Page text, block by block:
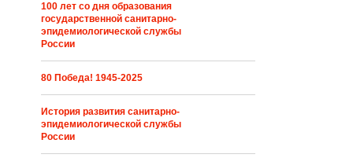
100 лет со дня образования
государственной санитарно-
эпидемиологической службы
России
80 Победа! 1945-2025
История развития санитарно-
эпидемиологической службы
России